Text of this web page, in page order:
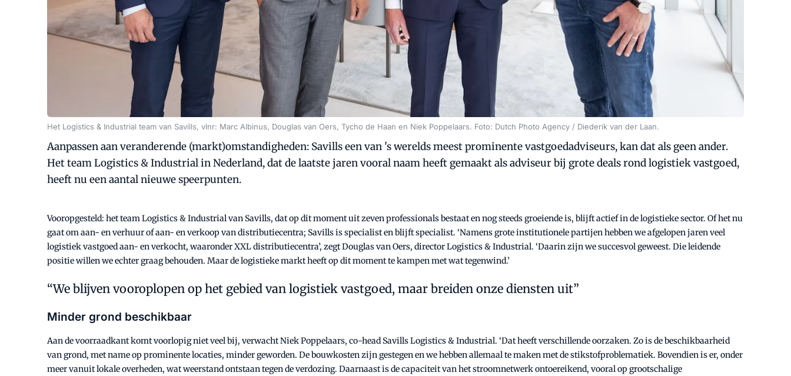
Het Logistics & Industrial team van Savills, vlnr: Marc Albinus, Douglas van Oers, Tycho de Haan en Niek Poppelaars. Foto: Dutch Photo Agency / Diederik van der Laan.
Aanpassen aan veranderende (markt)omstandigheden: Savills een van 's werelds meest prominente vastgoedadviseurs, kan dat als geen ander.
Het team Logistics & Industrial in Nederland, dat de laatste jaren vooral naam heeft gemaakt als adviseur bij grote deals rond logistiek vastgoed,
heeft nu een aantal nieuwe speerpunten.
Vooropgesteld: het team Logistics & Industrial van Savills, dat op dit moment uit zeven professionals bestaat en nog steeds groeiende is, blijft actief in de logistieke sector. Of het nu
gaat om aan- en verhuur of aan- en verkoop van distributiecentra; Savills is specialist en blijft specialist. ‘Namens grote institutionele partijen hebben we afgelopen jaren veel
logistiek vastgoed aan- en verkocht, waaronder XXL distributiecentra’, zegt Douglas van Oers, director Logistics & Industrial. ‘Daarin zijn we succesvol geweest. Die leidende
positie willen we echter graag behouden. Maar de logistieke markt heeft op dit moment te kampen met wat tegenwind.’
We blijven vooroplopen op het gebied van logistiek vastgoed, maar breiden onze diensten uit”
Minder grond beschikbaar
Aan de voorraadkant komt voorlopig niet veel bij, verwacht Niek Poppelaars, co-head Savills Logistics & Industrial. ‘Dat heeft verschillende oorzaken. Zo is de beschikbaarheid
van grond, met name op prominente locaties, minder geworden. De bouwkosten zijn gestegen en we hebben allemaal te maken met de stikstofproblematiek. Bovendien is er, onder
meer vanuit lokale overheden, wat weerstand ontstaan tegen de verdozing. Daarnaast is de capaciteit van het stroomnetwerk ontoereikend, vooral op grootschalige